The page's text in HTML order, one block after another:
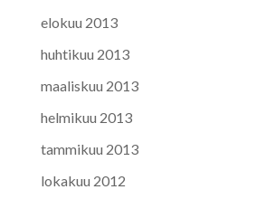
elokuu 2013
huhtikuu 2013
maaliskuu 2013
helmikuu 2013
tammikuu 2013
lokakuu 2012